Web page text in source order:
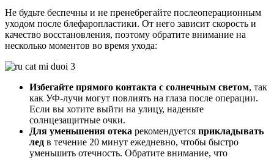
Не будьте беспечны и не пренебрегайте послеоперационным
уходом после блефаропластики. От него зависит скорость и
качество восстановления, поэтому обратите внимание на
несколько моментов во время ухода:
Избегайте прямого контакта с солнечным светом, так
как УФ-лучи могут повлиять на глаза после операции.
Если вы хотите выйти на улицу, наденьте
солнцезащитные очки.
Для уменьшения отека рекомендуется прикладывать
лед в течение 20 минут ежедневно, чтобы быстро
уменьшить отечность. Обратите внимание, что